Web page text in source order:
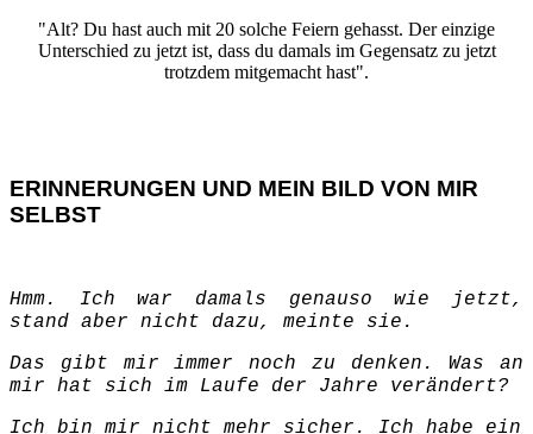
"Alt? Du hast auch mit 20 solche Feiern gehasst. Der einzige
Unterschied zu jetzt ist, dass du damals im Gegensatz zu jetzt
trotzdem mitgemacht hast".
ERINNERUNGEN UND MEIN BILD VON MIR
SELBST
Hmm. Ich war damals genauso wie jetzt,
stand aber nicht dazu, meinte sie.
Das gibt mir immer noch zu denken. Was an
mir hat sich im Laufe der Jahre verändert?
Ich bin mir nicht mehr sicher. Ich habe ein